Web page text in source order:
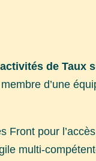
de Taux
d’une
Front pour
multi-